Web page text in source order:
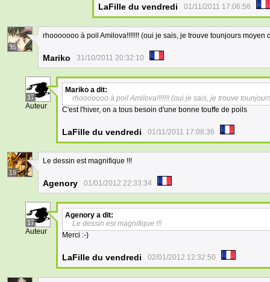
LaFille du vendredi 01/11/2011 17:06:56
35
rhooooooo à poil Amilova!!!!!!! (oui je sais, je trouve tounjours moyen
Mariko 31/10/2011 20:32:10
17
Auteur
Mariko a dit:
rhooooooo à poil Amilova!!!!!!! (oui je sais, je trouve
C'est l'hiver, on a tous besoin d'une bonne touffe de poils
LaFille du vendredi 01/11/2011 17:08:36
19
Le dessin est magnifique !!!
Agenory 01/01/2012 22:33:34
17
Auteur
Agenory a dit:
Le dessin est magnifique !!!
Merci :-)
LaFille du vendredi 02/01/2012 12:32:50